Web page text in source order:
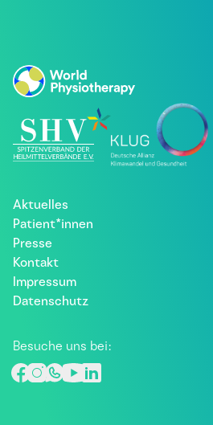
Aktuelles
Patient*innen
Presse
Kontakt
Impressum
Datenschutz
Besuche uns bei: